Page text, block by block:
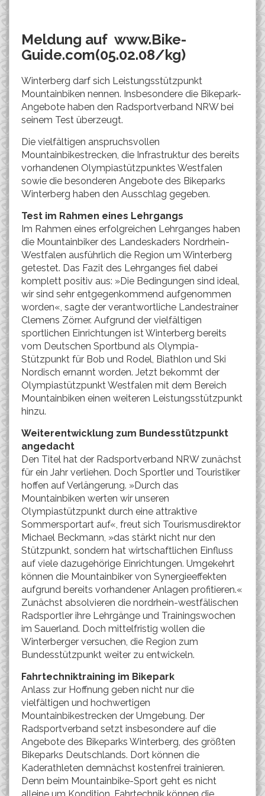
Meldung auf www.Bike-
Guide.com(05.02.08/kg)
Winterberg darf sich Leistungsstützpunkt
Mountainbiken nennen. Insbesondere die Bikepark-
Angebote haben den Radsportverband NRW bei
seinem Test überzeugt.
Die vielfältigen anspruchsvollen
Mountainbikestrecken, die Infrastruktur des bereits
vorhandenen Olympiastützpunktes Westfalen
sowie die besonderen Angebote des Bikeparks
Winterberg haben den Ausschlag gegeben.
Test im Rahmen eines Lehrgangs
Im Rahmen eines erfolgreichen Lehrganges haben
die Mountainbiker des Landeskaders Nordrhein-
Westfalen ausführlich die Region um Winterberg
getestet. Das Fazit des Lehrganges fiel dabei
komplett positiv aus: »Die Bedingungen sind ideal,
wir sind sehr entgegenkommend aufgenommen
worden«, sagte der verantwortliche Landestrainer
Clemens Zörner. Aufgrund der vielfältigen
sportlichen Einrichtungen ist Winterberg bereits
vom Deutschen Sportbund als Olympia-
Stützpunkt für Bob und Rodel, Biathlon und Ski
Nordisch ernannt worden. Jetzt bekommt der
Olympiastützpunkt Westfalen mit dem Bereich
Mountainbiken einen weiteren Leistungsstützpunkt
hinzu.
Weiterentwicklung zum Bundesstützpunkt
angedacht
Den Titel hat der Radsportverband NRW zunächst
für ein Jahr verliehen. Doch Sportler und Touristiker
hoffen auf Verlängerung. »Durch das
Mountainbiken werten wir unseren
Olympiastützpunkt durch eine attraktive
Sommersportart auf«, freut sich Tourismusdirektor
Michael Beckmann, »das stärkt nicht nur den
Stützpunkt, sondern hat wirtschaftlichen Einfluss
auf viele dazugehörige Einrichtungen. Umgekehrt
können die Mountainbiker von Synergieeffekten
aufgrund bereits vorhandener Anlagen profitieren.«
Zunächst absolvieren die nordrhein-westfälischen
Radsportler ihre Lehrgänge und Trainingswochen
im Sauerland. Doch mittelfristig wollen die
Winterberger versuchen, die Region zum
Bundesstützpunkt weiter zu entwickeln.
Fahrtechniktraining im Bikepark
Anlass zur Hoffnung geben nicht nur die
vielfältigen und hochwertigen
Mountainbikestrecken der Umgebung. Der
Radsportverband setzt insbesondere auf die
Angebote des Bikeparks Winterberg, des größten
Bikeparks Deutschlands. Dort können die
Kaderathleten demnächst kostenfrei trainieren.
Denn beim Mountainbike-Sport geht es nicht